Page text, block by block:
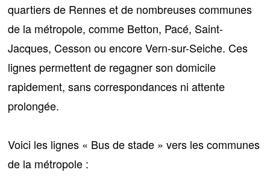
quartiers de Rennes etde nombreuses communes
de la métropole, comme Betton, Pacé, Saint-
Jacques, Cesson ou encore Vern-sur-Seiche. Ces
lignes permettent de regagner son domicile
rapidement, sans correspondances ni attente
prolongée.
Voici les lignes « Bus de stade » vers les communes
de la métropole :